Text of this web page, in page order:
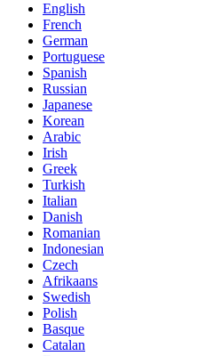
English
French
German
Portuguese
Spanish
Russian
Japanese
Korean
Arabic
Irish
Greek
Turkish
Italian
Danish
Romanian
Indonesian
Czech
Afrikaans
Swedish
Polish
Basque
Catalan